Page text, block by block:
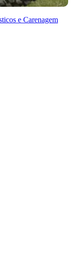
e Carenagem